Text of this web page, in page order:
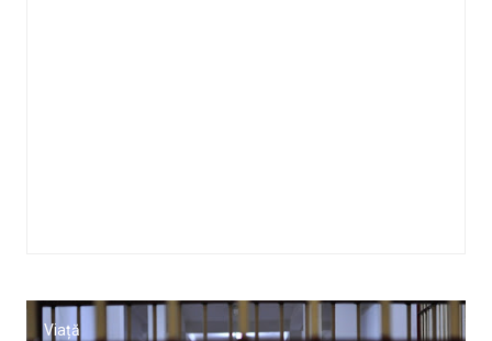
Viață